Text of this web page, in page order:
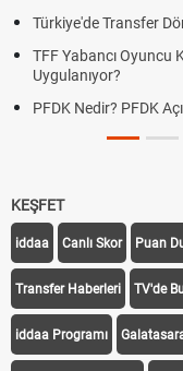
Türkiye'de Transfer
TFF Yabancı Oyuncu
Uygulanıyor?
PFDK Nedir? PFDK
KEŞFET
iddaa Canlı Skor Puan
Transfer Haberleri TV'de
iddaa Programı